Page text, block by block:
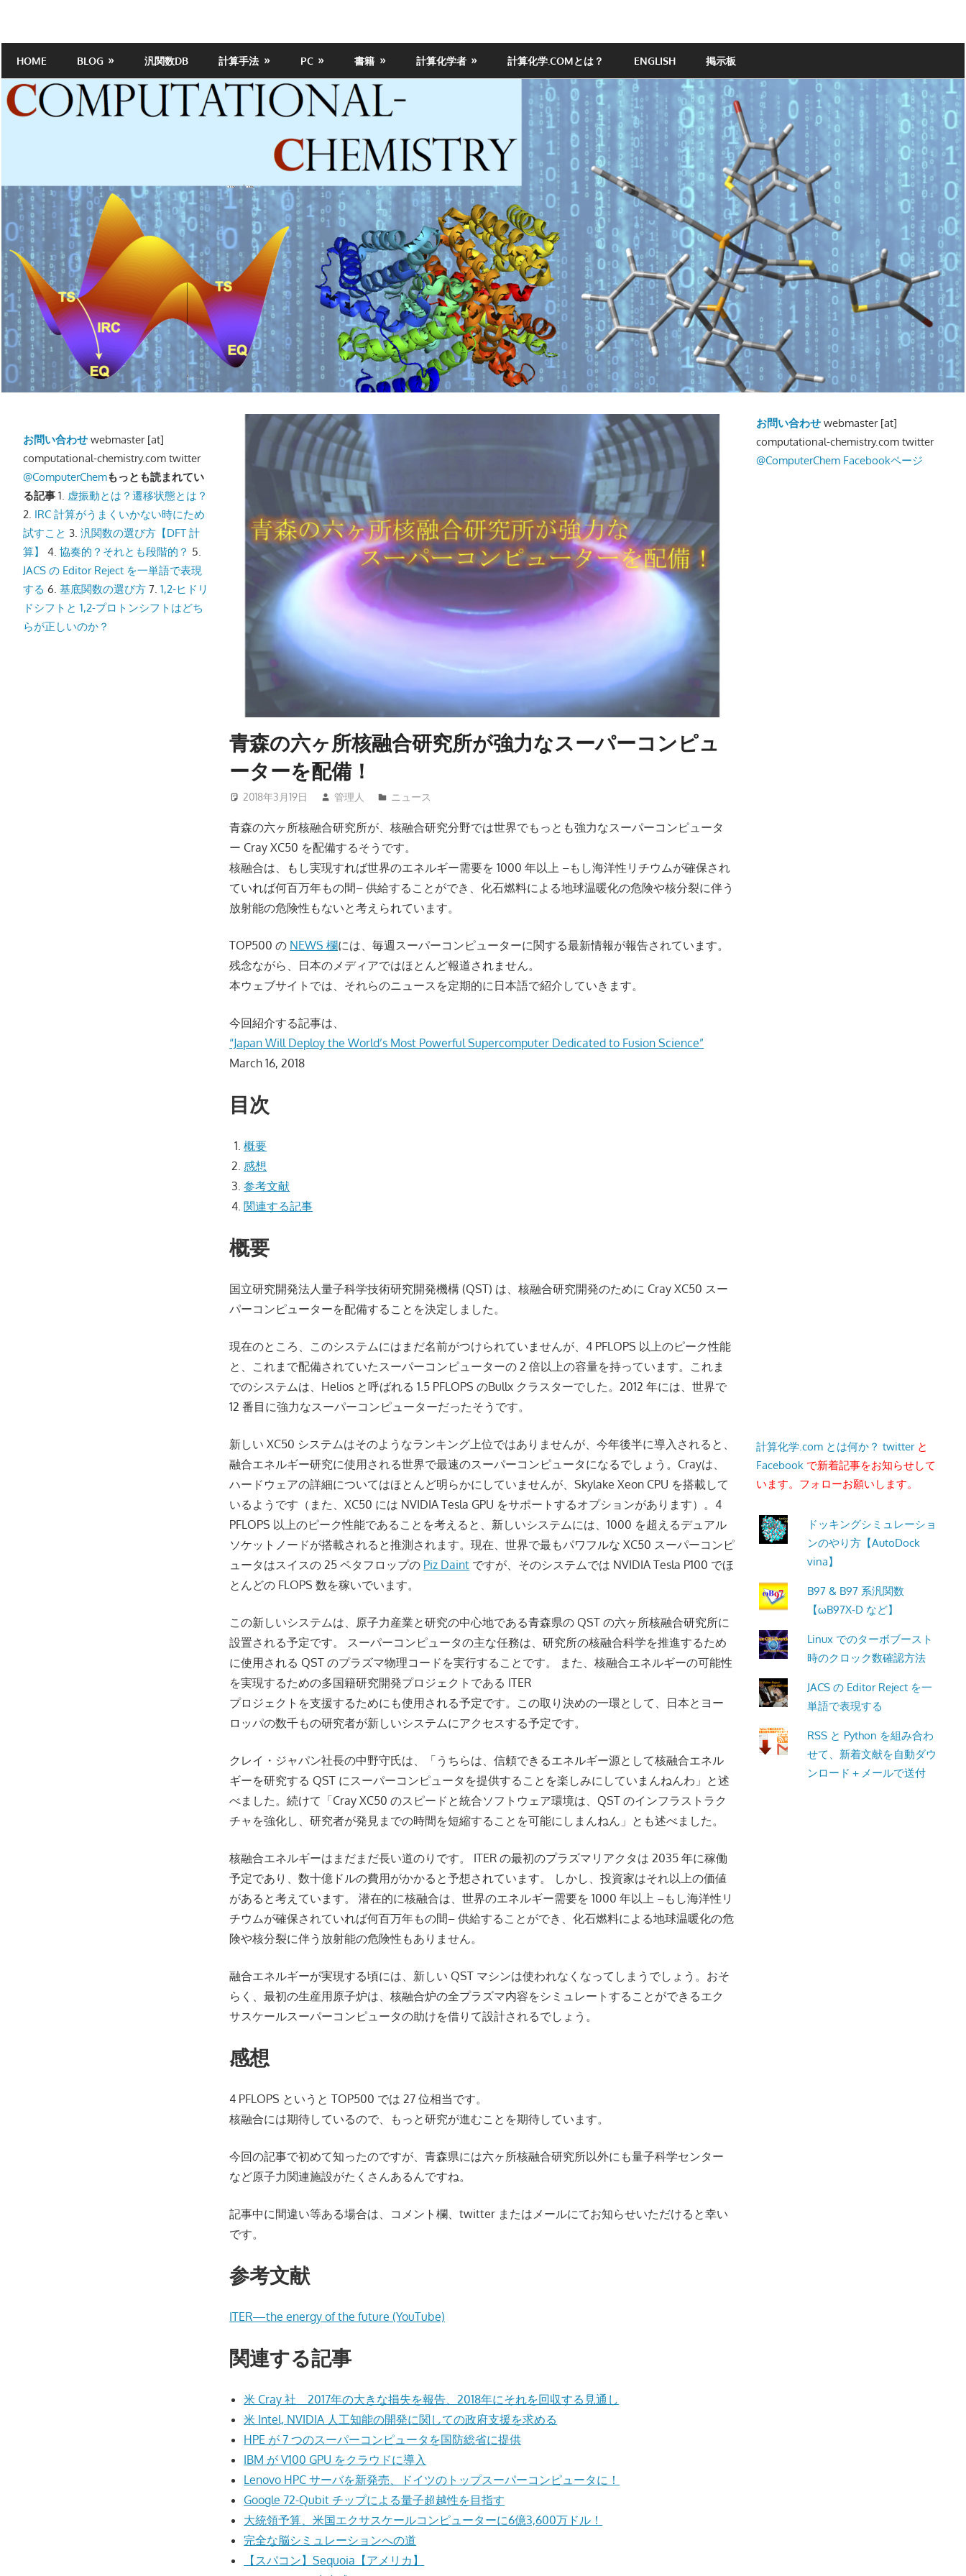
content
計
算
化
ー
タ
ル
サ
イ
ト
|
算
化
学.com
HOME BLOG 汎関数DB 計算手法 PC 書籍 計算化学者 計算化学.COMとは？ ENGLISH 掲示板
青森の六ヶ所核融合研究所が強力なスーパーコンピュ
ーターを配備！
2018年3月19日 管理人 ニュース
青森の六ヶ所核融合研究所が、核融合研究分野では世界でもっとも強力なスーパーコンピュータ
ー Cray XC50 を配備するそうです。
核融合は、もし実現すれば世界のエネルギー需要を 1000 年以上 –もし海洋性リチウムが確保され
ていれば何百万年もの間– 供給することができ、化石燃料による地球温暖化の危険や核分裂に伴う
放射能の危険性もないと考えられています。
TOP500 の NEWS 欄には、毎週スーパーコンピューターに関する最新情報が報告されています。
残念ながら、日本のメディアではほとんど報道されません。
本ウェブサイトでは、それらのニュースを定期的に日本語で紹介していきます。
今回紹介する記事は、
“Japan Will Deploy the World’s Most Powerful Supercomputer Dedicated to Fusion Science”
March 16, 2018
目次
概要
感想
参考文献
関連する記事
概要
国立研究開発法人量子科学技術研究開発機構 (QST) は、核融合研究開発のために Cray XC50 スー
パーコンピューターを配備することを決定しました。
現在のところ、このシステムにはまだ名前がつけられていませんが、4 PFLOPS 以上のピーク性能
と、これまで配備されていたスーパーコンピューターの 2 倍以上の容量を持っています。これま
でのシステムは、Helios と呼ばれる 1.5 PFLOPS のBullx クラスターでした。2012 年には、世界で
12 番目に強力なスーパーコンピューターだったそうです。
新しい XC50 システムはそのようなランキング上位ではありませんが、今年後半に導入されると、
融合エネルギー研究に使用される世界で最速のスーパーコンピュータになるでしょう。Crayは、
ハードウェアの詳細についてはほとんど明らかにしていませんが、Skylake Xeon CPU を搭載して
いるようです（また、XC50 には NVIDIA Tesla GPU をサポートするオプションがあります）。4
PFLOPS 以上のピーク性能であることを考えると、新しいシステムには、1000 を超えるデュアル
ソケットノードが搭載されると推測されます。現在、世界で最もパワフルな XC50 スーパーコンピ
ュータはスイスの 25 ペタフロップの Piz Daint ですが、そのシステムでは NVIDIA Tesla P100 でほ
とんどの FLOPS 数を稼いでいます。
この新しいシステムは、原子力産業と研究の中心地である青森県の QST の六ヶ所核融合研究所に
設置される予定です。 スーパーコンピュータの主な任務は、研究所の核融合科学を推進するため
に使用される QST のプラズマ物理コードを実行することです。 また、核融合エネルギーの可能性
を実現するための多国籍研究開発プロジェクトである ITER
プロジェクトを支援するためにも使用される予定です。この取り決めの一環として、日本とヨー
ロッパの数千もの研究者が新しいシステムにアクセスする予定です。
クレイ・ジャパン社長の中野守氏は、「うちらは、信頼できるエネルギー源として核融合エネル
ギーを研究する QST にスーパーコンピュータを提供することを楽しみにしていまんねんわ」と述
べました。続けて「Cray XC50 のスピードと統合ソフトウェア環境は、QST のインフラストラク
チャを強化し、研究者が発見までの時間を短縮することを可能にしまんねん」とも述べました。
核融合エネルギーはまだまだ長い道のりです。 ITER の最初のプラズマリアクタは 2035 年に稼働
予定であり、数十億ドルの費用がかかると予想されています。 しかし、投資家はそれ以上の価値
があると考えています。 潜在的に核融合は、世界のエネルギー需要を 1000 年以上 –もし海洋性リ
チウムが確保されていれば何百万年もの間– 供給することができ、化石燃料による地球温暖化の危
険や核分裂に伴う放射能の危険性もありません。
融合エネルギーが実現する頃には、新しい QST マシンは使われなくなってしまうでしょう。おそ
らく、最初の生産用原子炉は、核融合炉の全プラズマ内容をシミュレートすることができるエク
サスケールスーパーコンピュータの助けを借りて設計されるでしょう。
感想
4 PFLOPS というと TOP500 では 27 位相当です。
核融合には期待しているので、もっと研究が進むことを期待しています。
今回の記事で初めて知ったのですが、青森県には六ヶ所核融合研究所以外にも量子科学センター
など原子力関連施設がたくさんあるんですね。
記事中に間違い等ある場合は、コメント欄、twitter またはメールにてお知らせいただけると幸い
です。
参考文献
ITER—the energy of the future (YouTube)
関連する記事
米 Cray 社 2017年の大きな損失を報告、2018年にそれを回収する見通し
米 Intel, NVIDIA 人工知能の開発に関しての政府支援を求める
HPE が 7 つのスーパーコンピュータを国防総省に提供
IBM が V100 GPU をクラウドに導入
Lenovo HPC サーバを新発売、ドイツのトップスーパーコンピュータに！
Google 72-Qubit チップによる量子超越性を目指す
大統領予算、米国エクサスケールコンピューターに6億3,600万ドル！
完全な脳シミュレーションへの道
【スパコン】Sequoia【アメリカ】
お問い合わせ webmaster [at]
computational-chemistry.com twitter
@ComputerChemもっとも読まれてい
る記事 1. 虚振動とは？遷移状態とは？
2. IRC 計算がうまくいかない時にため
試すこと 3. 汎関数の選び方【DFT 計
算】
4. 協奏的？それとも段階的？ 5.
JACS の Editor Reject を一単語で表現
する 6. 基底関数の選び方 7. 1,2-ヒドリ
ドシフトと 1,2-プロトンシフトはどち
らが正しいのか？
お問い合わせwebmaster [at]
computational-chemistry.com twitter
@ComputerChem Facebookページ
計算化学.com とは何か？ twitterと
Facebookで新着記事をお知らせして
います。フォローお願いします。
ドッキングシミュレーショ
ンのやり方【AutoDock
vina】
B97 & B97 系汎関数
【ωB97X-D など】
Linux でのターボブースト
時のクロック数確認方法
JACS の Editor Reject を一
単語で表現する
RSS と Python を組み合わ
せて、新着文献を自動ダウ
ンロード＋メールで送付